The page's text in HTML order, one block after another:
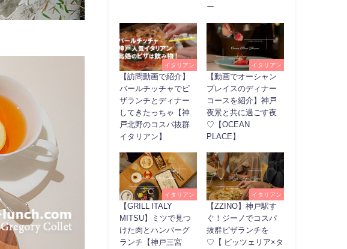
ー
イタリアン
【訪問動画で紹介】
バールチッチャでピ
ザランチとディナー
してきたっちゃ【神
戸北野のコスパ抜群
イタリアン】
イタリアン
【動画でオーシャン
プレイスのディナー
コースを紹介】神戸
夜景と共に過ごす夜
♡【OCEAN
PLACE】
イタリアン
【GRILL ITALY
MITSU】ミツで見つ
けた肉とハンバーグ
ランチ【神戸三宮
イタリアン
【ZZINO】神戸駅す
ぐ！ジーノでコスパ
抜群ピザランチを
♡【 ピッツェリア×タ